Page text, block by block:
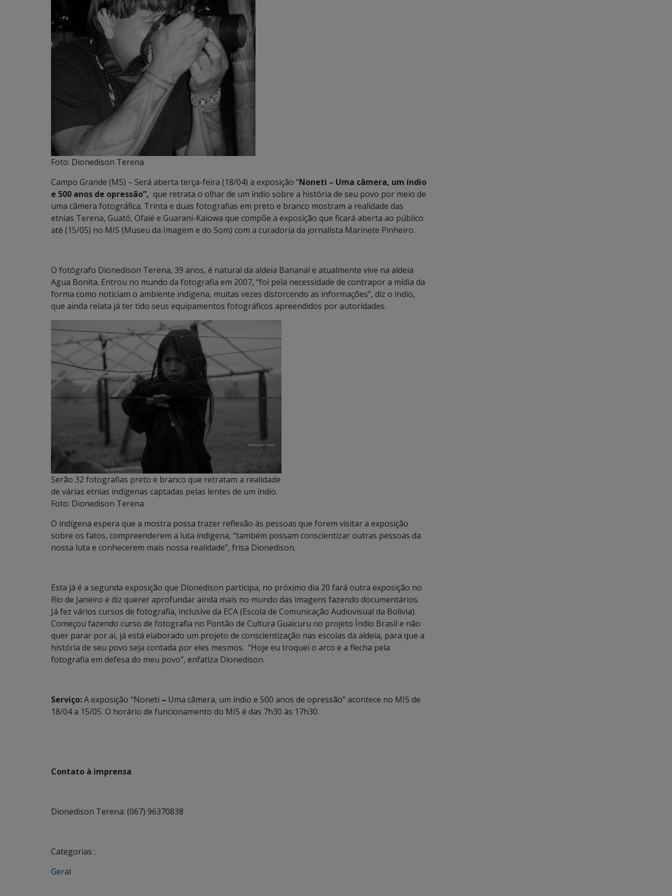
Foto: Dionedison Terena
Campo Grande (MS) – Será aberta terça-feira (18/04) a exposição “Noneti – Uma câmera, um índio
e 500 anos de opressão”, que retrata o olhar de um índio sobre a história de seu povo por meio de
uma câmera fotográfica. Trinta e duas fotografias em preto e branco mostram a realidade das
etnias Terena, Guató, Ofaié e Guarani-Kaiowa que compõe a exposição que ficará aberta ao público
até (15/05) no MIS (Museu da Imagem e do Som) com a curadoria da jornalista Marinete Pinheiro.
O fotógrafo Dionedison Terena, 39 anos, é natural da aldeia Bananal e atualmente vive na aldeia
Agua Bonita. Entrou no mundo da fotografia em 2007, “foi pela necessidade de contrapor a mídia da
forma como noticiam o ambiente indígena, muitas vezes distorcendo as informações”, diz o índio,
que ainda relata já ter tido seus equipamentos fotográficos apreendidos por autoridades.
Serão 32 fotografias preto e branco que retratam a realidade
de várias etnias indígenas captadas pelas lentes de um índio.
Foto: Dionedison Terena
O indígena espera que a mostra possa trazer reflexão às pessoas que forem visitar a exposição
sobre os fatos, compreenderem a luta indígena, “também possam conscientizar outras pessoas da
nossa luta e conhecerem mais nossa realidade”, frisa Dionedison.
Esta já é a segunda exposição que Dionedison participa, no próximo dia 20 fará outra exposição no
Rio de Janeiro e diz querer aprofundar ainda mais no mundo das imagens fazendo documentários.
Já fez vários cursos de fotografia, inclusive da ECA (Escola de Comunicação Audiovisual da Bolívia).
Começou fazendo curso de fotografia no Pontão de Cultura Guaicuru no projeto Índio Brasil e não
quer parar por ai, já está elaborado um projeto de conscientização nas escolas da aldeia, para que a
história de seu povo seja contada por eles mesmos. “Hoje eu troquei o arco e a flecha pela
fotografia em defesa do meu povo”, enfatiza Dionedison.
Serviço:A exposição “Noneti – Uma câmera, um índio e 500 anos de opressão” acontece no MIS de
18/04 a 15/05. O horário de funcionamento do MIS é das 7h30 às 17h30.
Contato à imprensa
Dionedison Terena: (067) 96370838
Categorias :
Geral